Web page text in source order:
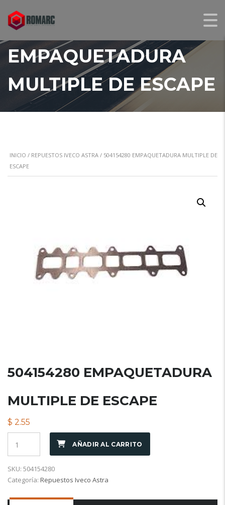
504154280
EMPAQUETADURA
MULTIPLE DE ESCAPE
INICIO / REPUESTOS IVECO ASTRA / 504154280 EMPAQUETADURA MULTIPLE DE
ESCAPE
504154280 EMPAQUETADURA
MULTIPLE DE ESCAPE
$ 2.55
AÑADIR AL CARRITO
SKU: 504154280
Categoría: Repuestos Iveco Astra